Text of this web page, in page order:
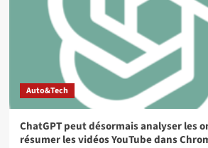
Auto&Tech
ChatGPT peut désormais analyser les
résumer les vidéos YouTube dans